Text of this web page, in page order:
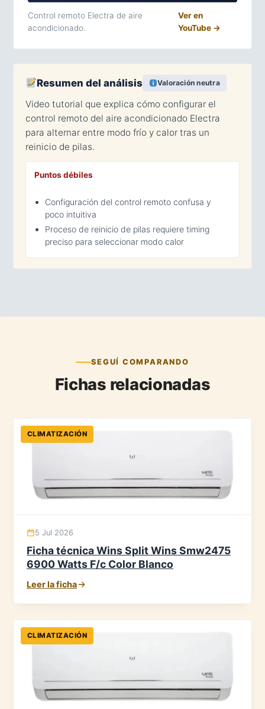
Control remoto Electra de aire
acondicionado.
Ver en
YouTube →
Resumen del análisis Valoración neutra
Video tutorial que explica cómo configurar el
control remoto del aire acondicionado Electra
para alternar entre modo frío y calor tras un
reinicio de pilas.
Puntos débiles
Configuración del control remoto confusa y
poco intuitiva
Proceso de reinicio de pilas requiere timing
preciso para seleccionar modo calor
SEGUÍ COMPARANDO
Fichas relacionadas
CLIMATIZACIÓN
5 Jul 2026
Ficha técnica Wins Split Wins Smw2475
6900 Watts F/c Color Blanco
Leer la ficha
CLIMATIZACIÓN